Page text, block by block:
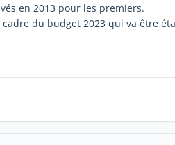
en 2013 pour les premiers.
du budget 2023 qui va être